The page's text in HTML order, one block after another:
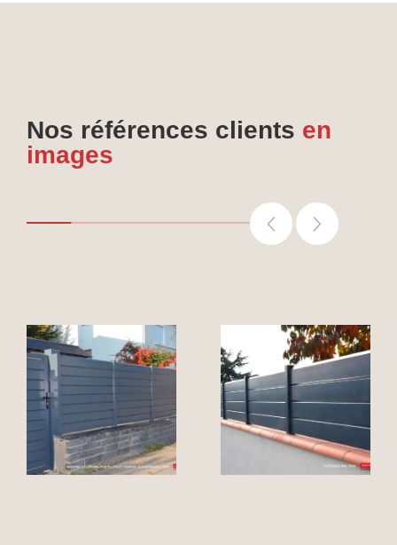
Nos références clients en
images